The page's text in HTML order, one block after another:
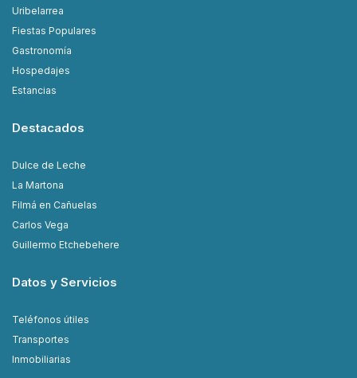
Uribelarrea
Fiestas Populares
Gastronomía
Hospedajes
Estancias
Destacados
Dulce de Leche
La Martona
Filmá en Cañuelas
Carlos Vega
Guillermo Etchebehere
Datos y Servicios
Teléfonos útiles
Transportes
Inmobiliarias